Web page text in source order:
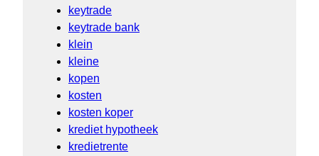
keytrade
keytrade bank
klein
kleine
kopen
kosten
kosten koper
krediet hypotheek
kredietrente